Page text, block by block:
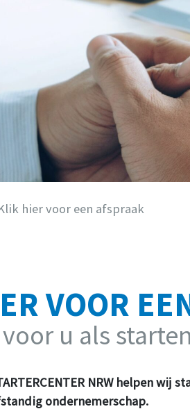
hier voor een afspraak
VOOR
u als
NRW helpen
ondernemerschap.